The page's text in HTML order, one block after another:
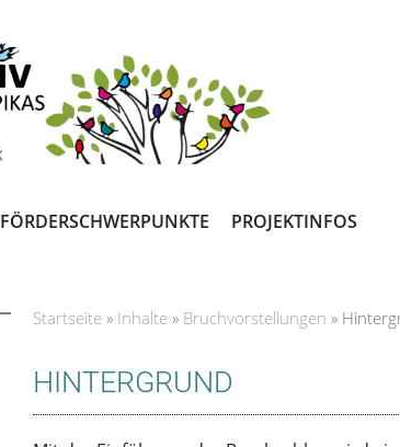
FÖRDERSCHWERPUNKTE PROJEKTINFOS
Startseite » Inhalte » Bruchvorstellungen »
HINTERGRUND